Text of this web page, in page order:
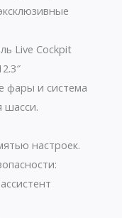
Live Cockpit
фары и система
шасси.
настроек.